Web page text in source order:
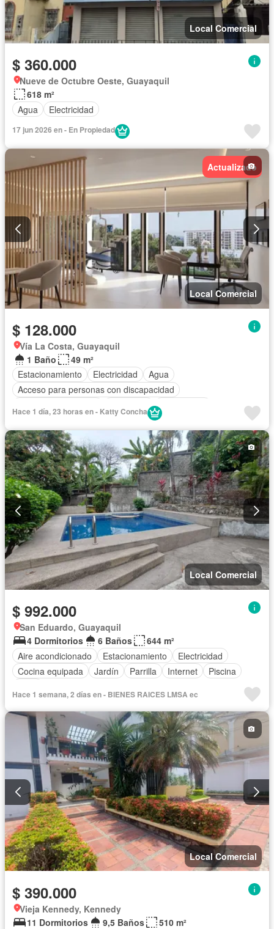
Local Comercial
$ 360.000
Nueve de Octubre Oeste, Guayaquil
618 m²
Agua
Electricidad
17 jun 2026 en - En Propiedad
Actualizado
Local Comercial
$ 128.000
Vía La Costa, Guayaquil
1 Baño
49 m²
Estacionamiento
Electricidad
Agua
Acceso para personas con discapacidad
Sin amoblar
Hace 1 día, 23 horas en - Katty Concha
Local Comercial
$ 992.000
San Eduardo, Guayaquil
4 Dormitorios
6 Baños
644 m²
Aire acondicionado
Estacionamiento
Electricidad
Cocina equipada
Jardín Parrilla Internet
Piscina
Hace 1 semana, 2 días en - BIENES RAICES LMSA ec
Local Comercial
$ 390.000
Vieja Kennedy, Kennedy
11 Dormitorios
9,5 Baños
510 m²